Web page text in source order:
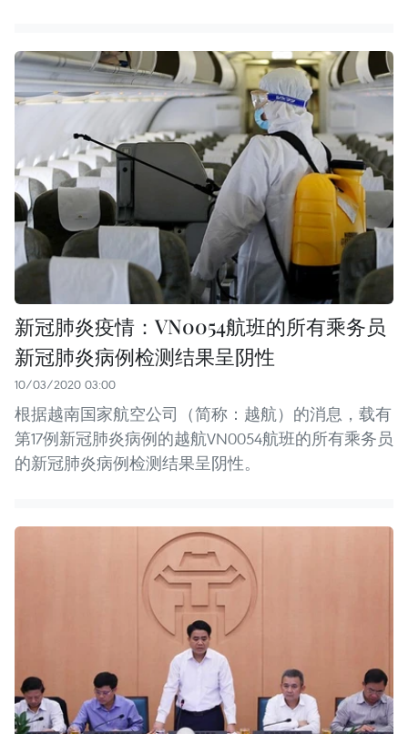
新冠肺炎疫情：VN0054航班的所有乘务员
新冠肺炎病例检测结果呈阴性
10/03/2020 03:00
根据越南国家航空公司（简称：越航）的消息，载有
第17例新冠肺炎病例的越航VN0054航班的所有乘务员
的新冠肺炎病例检测结果呈阴性。